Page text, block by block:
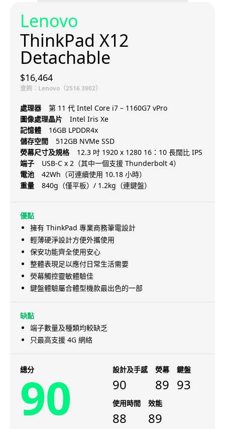
Lenovo
ThinkPad X12
Detachable
$16,464
查詢：Lenovo（2516 3902）
處理器
第 11 代 Intel Core i7 – 1160G7 vPro
圖像處理晶片
Intel Iris Xe
記憶體
16GB LPDDR4x
儲存空間
512GB NVMe SSD
熒幕尺寸及規格
12.3 吋 1920 x 1280 16：10 長闊比 IPS
端子
USB-C x 2（其中一個支援 Thunderbolt 4）
電池
42Wh（可連續使用 10.18 小時）
重量
840g（僅平板）/ 1.2kg（連鍵盤）
優點
擁有 ThinkPad 專業商務筆電設計
輕薄硬淨設計方便外攜使用
保安功能齊全使用安心
整體表現足以應付日常生活需要
熒幕觸控靈敏體驗佳
鍵盤體驗屬合體型機款最出色的一部
缺點
端子數量及種類均較缺乏
只最高支援 4G 網絡
總分
90 設計及手感
90
熒幕
89
鍵盤
93
使用時間
88
效能
89